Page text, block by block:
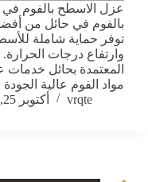
عزل الاسطح بالفوم
بالفوم في حائل من
توفر حماية شاملة
وارتفاع درجات
المعتمدة بحائل
مواد الفوم عالية
vrqte
أكتوبر 25, 2025